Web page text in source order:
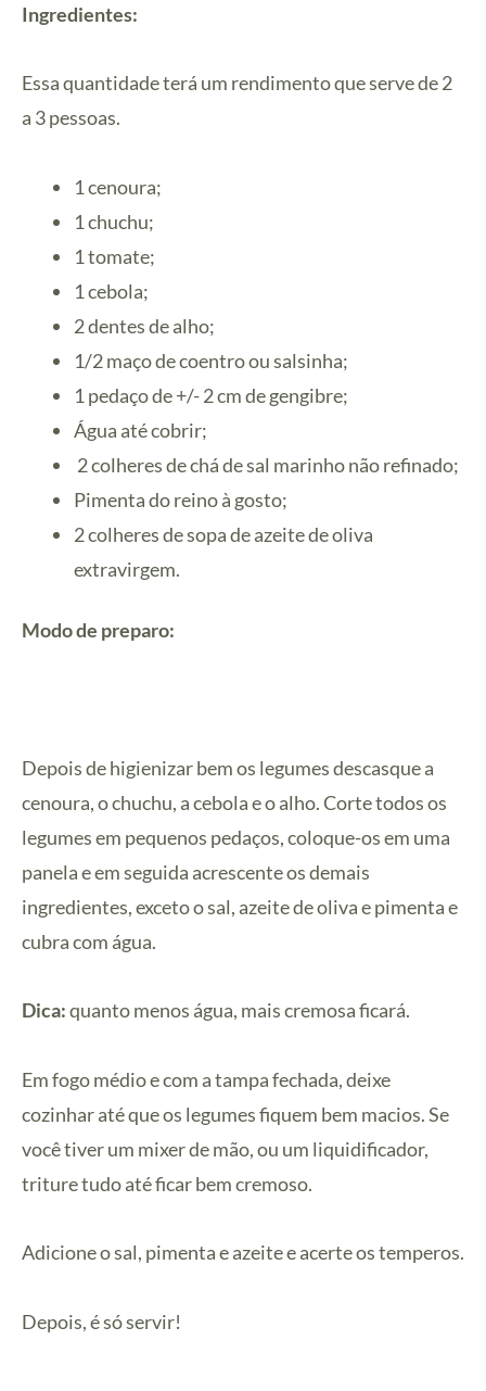
Ingredientes:
Essa quantidade terá um rendimento que serve de 2
a 3 pessoas.
1 cenoura;
1 chuchu;
1 tomate;
1 cebola;
2 dentes de alho;
1/2 maço de coentro ou salsinha;
1 pedaço de +/- 2 cm de gengibre;
Água até cobrir;
2 colheres de chá de sal marinho não refinado;
Pimenta do reino à gosto;
2 colheres de sopa de azeite de oliva
extravirgem.
Modo de preparo:
Depois de higienizar bem os legumes descasque a
cenoura, o chuchu, a cebola e o alho. Corte todos os
legumes em pequenos pedaços, coloque-os em uma
panela e em seguida acrescente os demais
ingredientes, exceto o sal, azeite de oliva e pimenta e
cubra com água.
Dica:quanto menos água, mais cremosa ficará.
Em fogo médio e com a tampa fechada, deixe
cozinhar até que os legumes fiquem bem macios.Se
você tiver um mixer de mão, ou um liquidificador,
triture tudo até ficar bem cremoso.
Adicione o sal, pimenta e azeite e acerte os temperos.
Depois, é só servir!